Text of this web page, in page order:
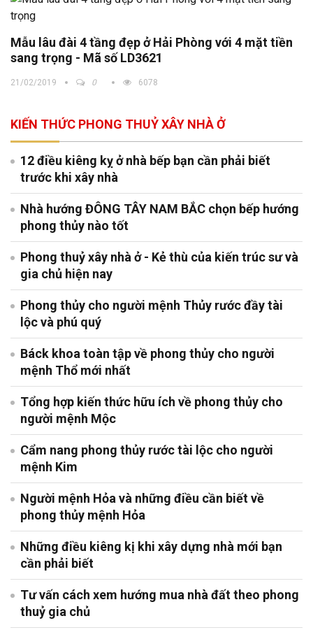
Mẫu lâu đài 4 tầng đẹp ở Hải Phòng với 4 mặt tiền
sang trọng - Mã số LD3621
21/02/2019 0 6078
KIẾN THỨC PHONG THUỶ XÂY NHÀ Ở
12 điều kiêng kỵ ở nhà bếp bạn cần phải biết
trước khi xây nhà
Nhà hướng ĐÔNG TÂY NAM BẮC chọn bếp hướng
phong thủy nào tốt
Phong thuỷ xây nhà ở - Kẻ thù của kiến trúc sư và
gia chủ hiện nay
Phong thủy cho người mệnh Thủy rước đầy tài
lộc và phú quý
Báck khoa toàn tập về phong thủy cho người
mệnh Thổ mới nhất
Tổng hợp kiến thức hữu ích về phong thủy cho
người mệnh Mộc
Cẩm nang phong thủy rước tài lộc cho người
mệnh Kim
Người mệnh Hỏa và những điều cần biết về
phong thủy mệnh Hỏa
Những điều kiêng kị khi xây dựng nhà mới bạn
cần phải biết
Tư vấn cách xem hướng mua nhà đất theo phong
thuỷ gia chủ